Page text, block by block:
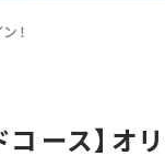
！
コース】オ